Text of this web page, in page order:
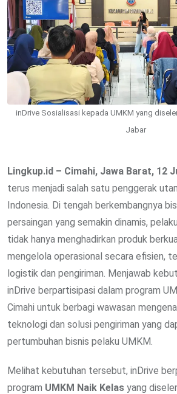
inDrive Sosialisasi kepada UMKM yang
Jabar
Lingkup.id – Cimahi, Jawa Barat, 12
terus menjadi salah satu penggerak
Indonesia. Di tengah berkembangnya
persaingan yang semakin dinamis,
tidak hanya menghadirkan produk
mengelola operasional secara efisien,
logistik dan pengiriman. Menjawab
inDrive berpartisipasi dalam program
Cimahi untuk berbagi wawasan
teknologi dan solusi pengiriman yang
pertumbuhan bisnis pelaku UMKM.
Melihat kebutuhan tersebut, inDrive
program UMKM Naik Kelas yang